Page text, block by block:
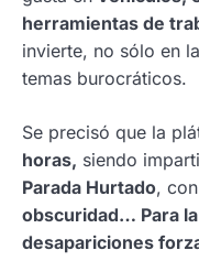
herramientas de
invierte, no sólo en
temas burocráticos.
Se precisó que la
horas, siendo
Parada Hurtado,
obscuridad… Para
desapariciones